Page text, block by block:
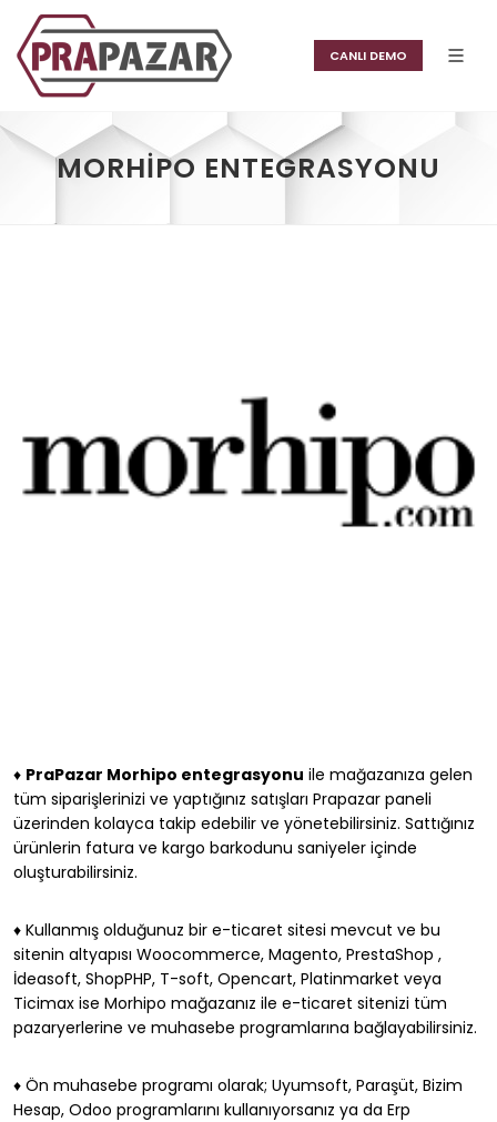
CANLI DEMO
MORHIPO ENTEGRASYONU
♦ PraPazar Morhipo entegrasyonu ile mağazanıza gelen
tüm siparişlerinizi ve yaptığınız satışları Prapazar paneli
üzerinden kolayca takip edebilir ve yönetebilirsiniz. Sattığınız
ürünlerin fatura ve kargo barkodunu saniyeler içinde
oluşturabilirsiniz.
♦ Kullanmış olduğunuz bir e-ticaret sitesi mevcut ve bu
sitenin altyapısı Woocommerce, Magento, PrestaShop ,
İdeasoft, ShopPHP, T-soft, Opencart, Platinmarket veya
Ticimax ise Morhipo mağazanız ile e-ticaret sitenizi tüm
pazaryerlerine ve muhasebe programlarına bağlayabilirsiniz.
♦ Ön muhasebe programı olarak; Uyumsoft, Paraşüt, Bizim
Hesap, Odoo programlarını kullanıyorsanız ya da Erp